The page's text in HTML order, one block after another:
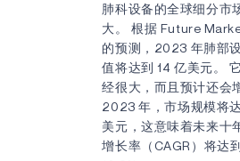
肺科设备的全球细分市
大。 根据 Future
的预测，2023 年肺部
值将达到 14 亿美元。
经很大，而且预计还会
2023 年，市场规模将
美元，这意味着未来十
增长率（CAGR）将达